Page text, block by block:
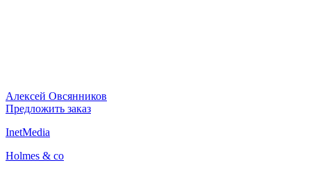
Алексей Овсянников
Предложить заказ
InetMedia
Holmes & co